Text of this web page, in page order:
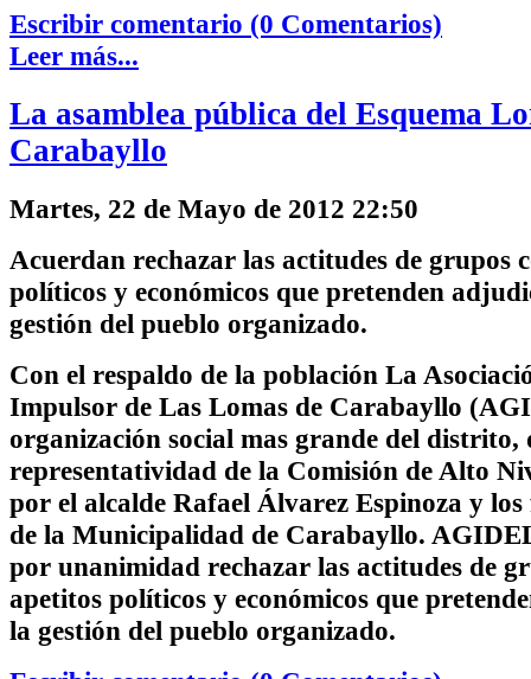
Escribir comentario (0 Comentarios)
Leer más...
La asamblea pública del Esquema
Carabayllo
Martes, 22 de Mayo de 2012 22:50
Acuerdan rechazar las actitudes de grupos
políticos y económicos que pretenden
gestión del pueblo organizado.
Con el respaldo de la población La
Impulsor de Las Lomas de Carabayllo
organización social mas grande del distrito,
representatividad de la Comisión de Alto
por el alcalde Rafael Álvarez Espinoza y
de la Municipalidad de Carabayllo.
por unanimidad rechazar las actitudes de
apetitos políticos y económicos que
la gestión del pueblo organizado.